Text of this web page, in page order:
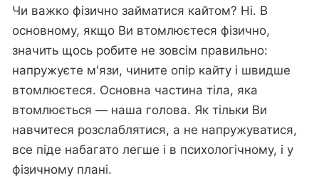
Чи важко фізично займатися кайтом? Ні. В
основному, якщо Ви втомлюєтеся фізично,
значить щось робите не зовсім правильно:
напружуєте м'язи, чините опір кайту і швидше
втомлюєтеся. Основна частина тіла, яка
втомлюється — наша голова. Як тільки Ви
навчитеся розслаблятися, а не напружуватися,
все піде набагато легше і в психологічному, і у
фізичному плані.